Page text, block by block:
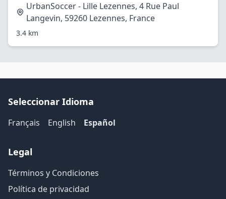
UrbanSoccer - Lille Lezennes, 4 Rue Paul
Langevin, 59260 Lezennes, France
3.4 km
Seleccionar Idioma
Français English Español
Legal
Términos y Condiciones
Política de privacidad